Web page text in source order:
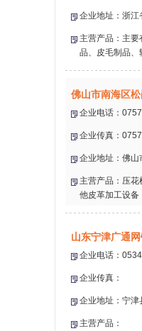
企业地址：浙
主营产品：主
品、皮毛制品、
佛山市南海区
企业电话：
企业传真：
企业地址：佛山
主营产品：压
他皮革加工设备
山东宁津广通
企业电话：
企业传真：
企业地址：宁津
主营产品：